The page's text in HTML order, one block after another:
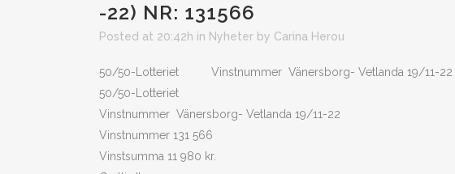
-22) NR: 131566
Posted at 20:42h in Nyheter by Carina Herou
50/50-Lotteriet Vinstnummer Vänersborg- Vetlanda 19/11-22
50/50-Lotteriet
Vinstnummer Vänersborg- Vetlanda 19/11-22
Vinstnummer 131 566
Vinstsumma 11 980 kr.